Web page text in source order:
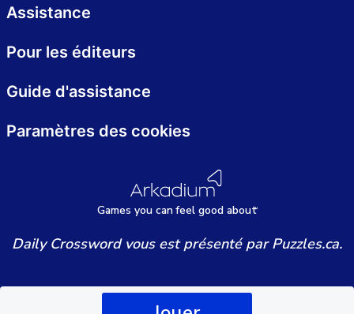
Games you canfeel good about
Assistance
Pour les éditeurs
Guide d'assistance
Paramètres des cookies
Daily Crossword vous est présenté par Puzzles.ca.